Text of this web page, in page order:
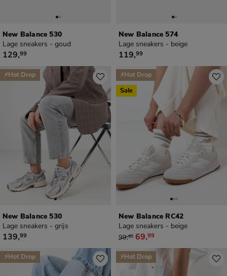
New Balance 530
Lage sneakers - goud
€ 129,99
129,99
New Balance 574
Lage sneakers - beige
€ 119,99
119,99
New Balance 530
Lage sneakers - grijs
€ 139,99
139,99
⚡Hot Drop
New Balance RC42
Lage sneakers - beige
van € 99,99 voor € 69,99
99,99 69,99
⚡Hot Drop
Sale
⚡Hot Drop ⚡Hot Drop